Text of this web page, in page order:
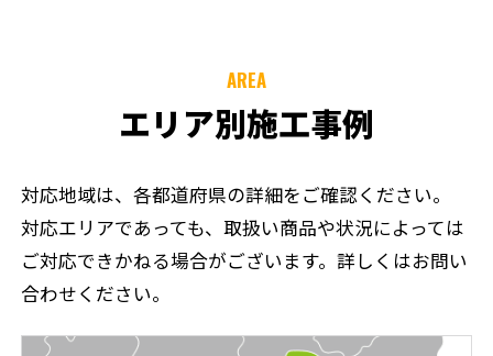
AREA
エリア別施工事例
対応地域は、各都道府県の詳細をご確認ください。
対応エリアであっても、取扱い商品や状況によっては
ご対応できかねる場合がございます。詳しくはお問い
合わせください。